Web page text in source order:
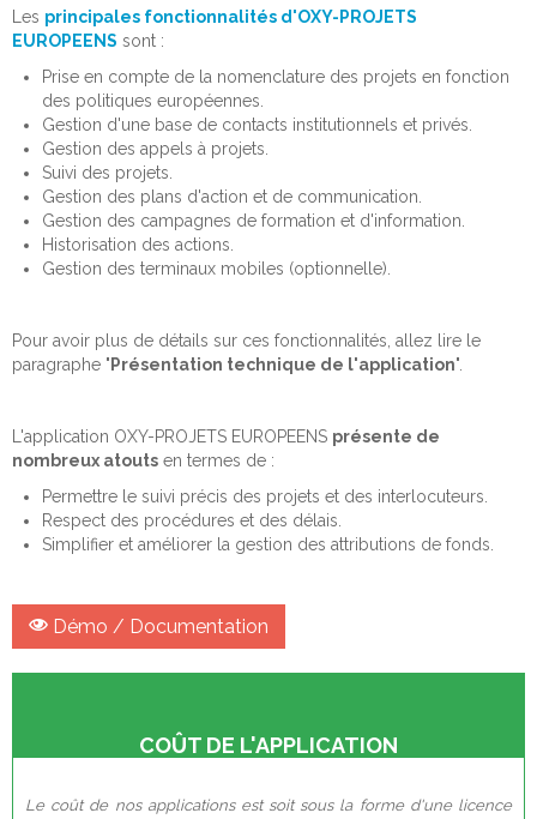
Gestion des Réunions de Transports
Gestion des Désignations
Les principales fonctionnalités d'OXY-PROJETS
EUROPEENS sont :
Prise en compte de la nomenclature des projets en fonction
des politiques européennes.
Gestion d'une base de contacts institutionnels et privés.
Gestion des appels à projets.
Suivi des projets.
Gestion des plans d'action et de communication.
Gestion des campagnes de formation et d'information.
Historisation des actions.
Gestion des terminaux mobiles (optionnelle).
Pour avoir plus de détails sur ces fonctionnalités, allez lire le
paragraphe " Présentation technique de l'application".
L'application OXY-PROJETS EUROPEENS présente de
nombreux atouts en termes de :
Permettre le suivi précis des projets et des interlocuteurs.
Respect des procédures et des délais.
Simplifier et améliorer la gestion des attributions de fonds.
Démo / Documentation
COÛT DE L'APPLICATION
Le coût de nos applications est soit sous la forme d'une licence